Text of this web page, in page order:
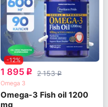
-12%
1 895 q 2 153q
Omega 3
Omega-3 Fish oil 1200
mg